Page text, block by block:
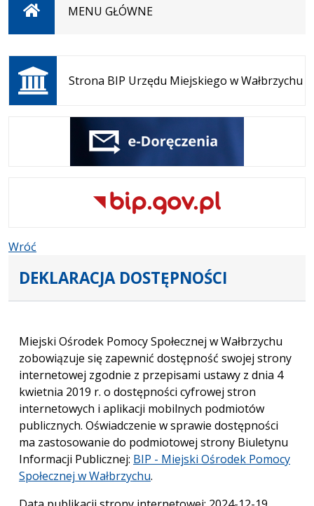
StronaMENU GŁÓWNE
Strona BIP Urzędu Miejskiego w Wałbrzychu
Otwiera
się w
nowej
karcie
Wróć
DEKLARACJA DOSTĘPNOŚCI
Miejski Ośrodek Pomocy Społecznej w Wałbrzychu
zobowiązuje się zapewnić dostępność swojej strony
internetowej zgodnie z przepisami ustawy z dnia 4
kwietnia 2019 r. o dostępności cyfrowej stron
internetowych i aplikacji mobilnych podmiotów
publicznych. Oświadczenie w sprawie dostępności
ma zastosowanie do podmiotowej strony Biuletynu
Informacji Publicznej: BIP - Miejski Ośrodek Pomocy
Społecznej w Wałbrzychu.